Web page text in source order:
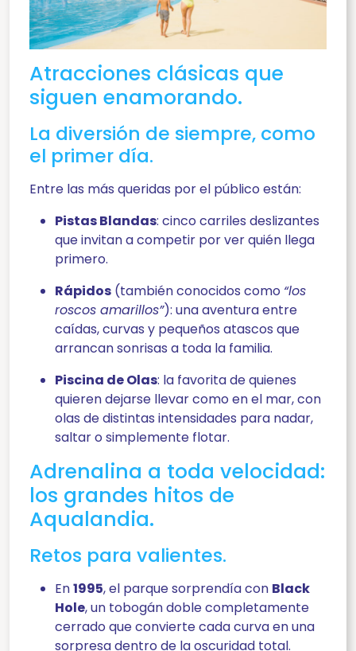
Atracciones clásicas que
siguen enamorando.
La diversión de siempre, como
el primer día.
Entre las más queridas por el público están:
Pistas Blandas: cinco carriles deslizantes
que invitan a competir por ver quién llega
primero.
Rápidos (también conocidos como “los
roscos amarillos”): una aventura entre
caídas, curvas y pequeños atascos que
arrancan sonrisas a toda la familia.
Piscina de Olas: la favorita de quienes
quieren dejarse llevar como en el mar, con
olas de distintas intensidades para nadar,
saltar o simplemente flotar.
Adrenalina a toda velocidad:
los grandes hitos de
Aqualandia.
Retos para valientes.
En1995, el parque sorprendía con Black
Hole, un tobogán doble completamente
cerrado que convierte cada curva en una
sorpresa dentro de la oscuridad total.